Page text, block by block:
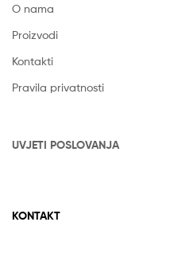
O nama
Proizvodi
Kontakti
Pravila privatnosti
UVJETI POSLOVANJA
KONTAKT